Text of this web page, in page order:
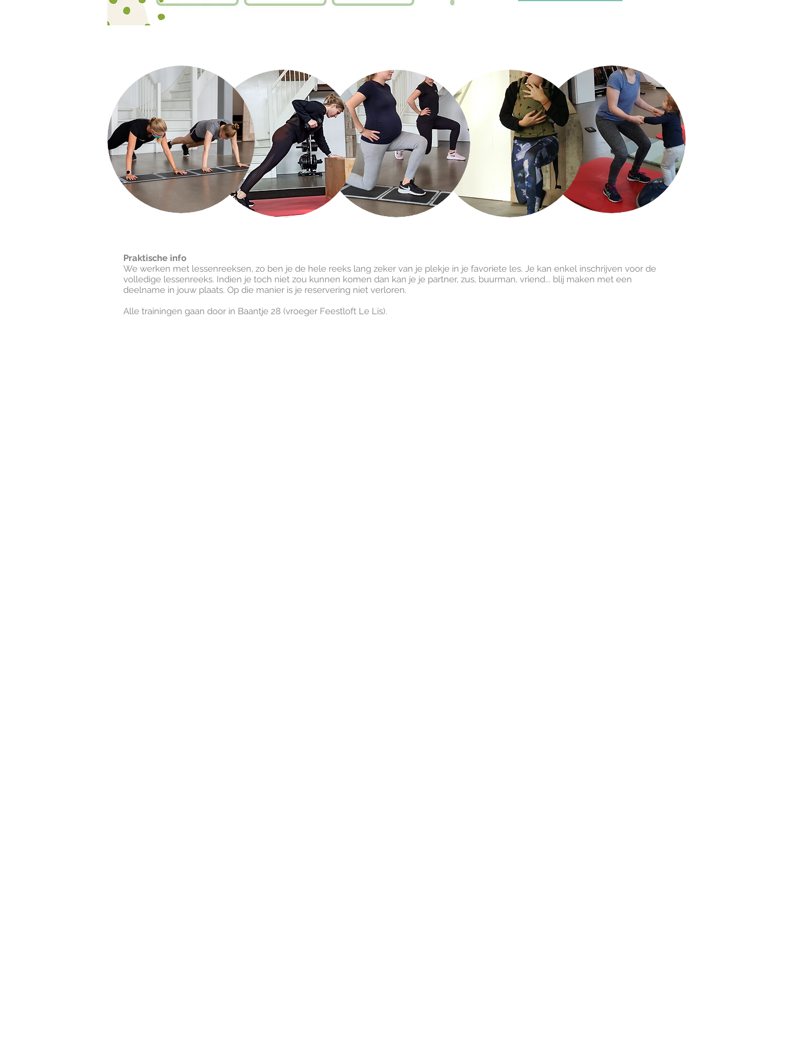
Praktische info
We werken met lessenreeksen, zo ben je de hele reeks lang zeker van je plekje in je favoriete les. Je kan enkel inschrijven voor de
volledige lessenreeks. Indien je toch niet zou kunnen komen dan kan je je partner, zus, buurman, vriend... blij maken met een
deelname in jouw plaats. Op die manier is je reservering niet verloren.
​Alle trainingen gaan door in Baantje 28 (vroeger Feestloft Le Lis).